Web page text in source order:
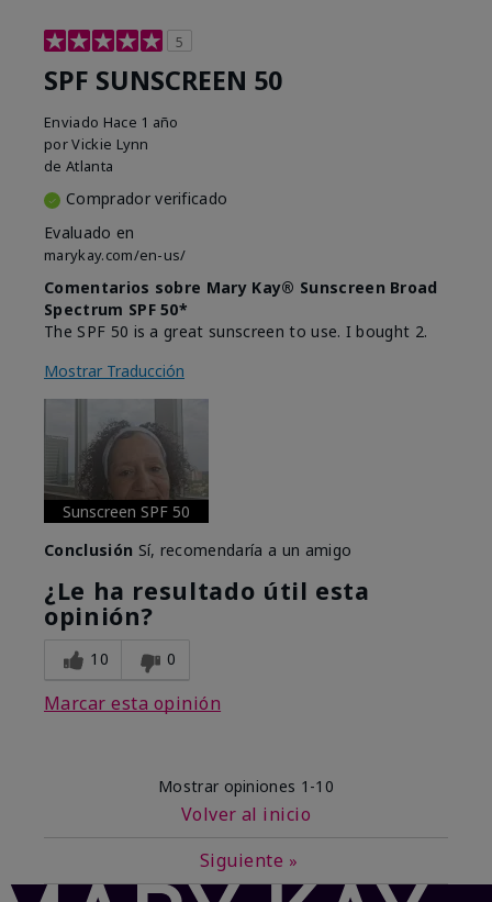
5
SPF SUNSCREEN 50
Enviado Hace 1 año
porVickie Lynn
de Atlanta
Comprador verificado
Evaluado en
marykay.com/en-us/
Comentarios sobre Mary Kay® Sunscreen Broad
Spectrum SPF 50*
The SPF 50 is a great sunscreen to use. I bought 2.
Mostrar Traducción
Sunscreen SPF 50
Conclusión Sí, recomendaría a un amigo
¿Le ha resultado útil esta
opinión?
10 0
Marcar esta opinión
Mostrar opiniones 1-10
Volver al inicio
Siguiente »